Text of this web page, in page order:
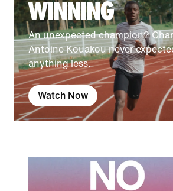
WINNING
An unexpected champion?
Antoine Kouakou never
anything less.
Watch Now